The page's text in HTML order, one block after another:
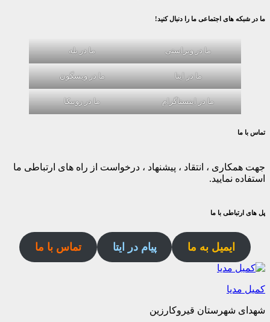
ما در شبکه های اجتماعی ما را دنبال کنید!
ما در ویراستی ما در بله
ما در ایتا ما در ویسگون
ما در اینستاگرام ما در روبیکا
تماس با ما
جهت همکاری ، انتقاد ، پیشنهاد ، درخواست از راه های ارتباطی ما
استفاده نمایید.
پل های ارتباطی با ما
ایمیل به ما پیام در ایتا تماس با ما
کمیل مدیا
شهدای شهرستان قیروکارزین